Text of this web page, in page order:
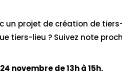
un projet de création de
tiers-lieu ? Suivez note
novembre de 13h à 15h.